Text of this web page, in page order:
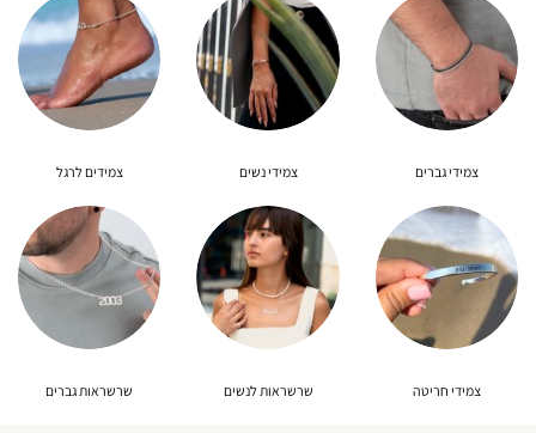
צמידי גברים צמידי נשים צמידים לרגל
צמידי חריטה שרשראות לנשים שרשראות גברים